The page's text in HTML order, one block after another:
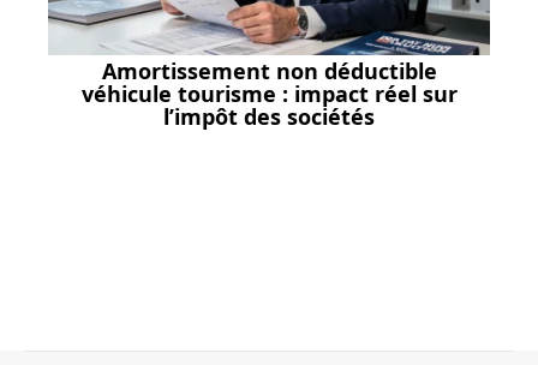
Amortissement non déductible
véhicule tourisme : impact réel sur
l’impôt des sociétés